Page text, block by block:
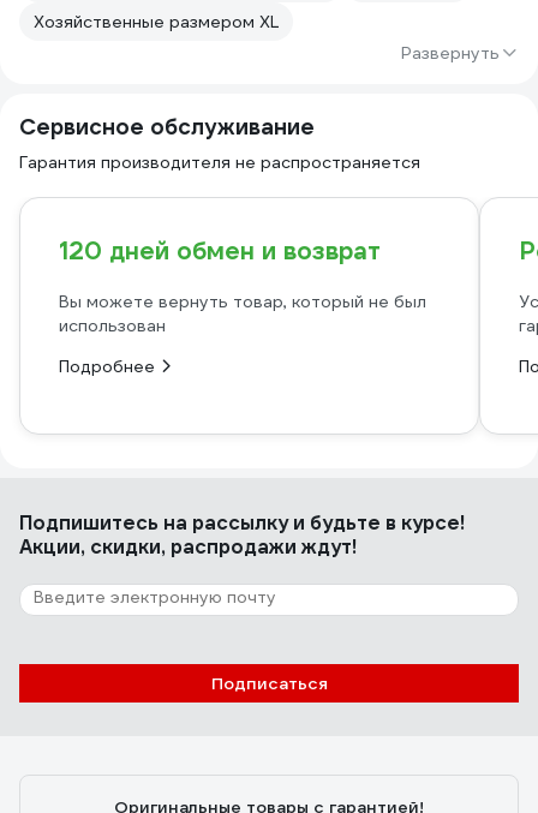
Хозяйственные размером XL
Развернуть
Сервисное обслуживание
Гарантия производителя не распространяется
120 дней обмен и возврат
Вы можете вернуть товар, который не был
использован
Подробнее
Подпишитесь на рассылкуи будьте в курсе!
Акции, скидки, распродажи ждут!
Подписаться
Оригинальные товары с гарантией!